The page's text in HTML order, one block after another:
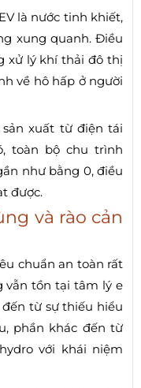
là nước tinh khiết,
xung quanh. Điều
xử lý khí thải đô thị
về hô hấp ở người
xuất từ điện tái
toàn bộ chu trình
như bằng 0, điều
được.
và rào cản
chuẩn an toàn rất
vẫn tồn tại tâm lý e
từ sự thiếu hiểu
phần khác đến từ
với khái niệm